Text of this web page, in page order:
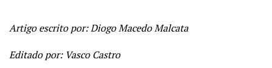
Artigo escrito por: Diogo Macedo Malcata
Editado por: Vasco Castro